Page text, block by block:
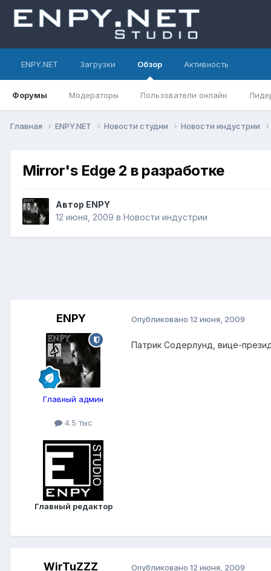
ENPY.NET Загрузки Обзор
Форумы Модераторы Пользователи онлайн
Активность
Главная ENPY.NET Новости студии Новости индустрии
Mirror's Edge 2 в разработке
Автор ENPY
12 июня, 2009 в Новости индустрии
ENPY
Главный админ
4.5 тыс
Главный редактор
Опубликовано 12 июня, 2009
Патрик Содерлунд, вице-
WirTuZZZ Опубликовано 12 июня, 2009